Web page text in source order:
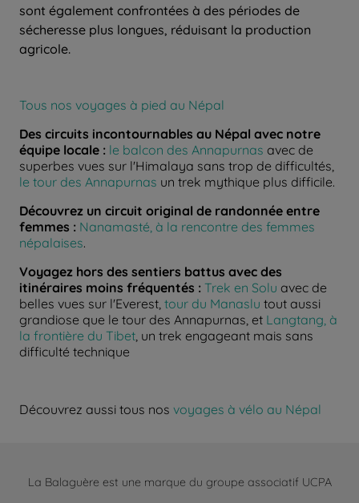
sont également confrontées à des périodes de
sécheresse plus longues, réduisant la production
agricole.
Tous nos voyages à pied au Népal
Des circuits incontournables au Népal avec notre
équipe locale : le balcon des Annapurnas avec de
superbes vues sur l'Himalaya sans trop de difficultés,
le tour des Annapurnas un trek mythique plus difficile.
Découvrez un circuit original de randonnée entre
femmes : Nanamasté, à la rencontre des femmes
népalaises.
Voyagez hors des sentiers battus avec des
itinéraires moins fréquentés : Trek en Solu avec de
belles vues sur l'Everest, tour du Manaslu tout aussi
grandiose que le tour des Annapurnas, et Langtang, à
la frontière du Tibet , un trek engageant mais sans
difficulté technique
Découvrez aussi tous nos voyages à vélo au Népal
La Balaguère est une marque du groupe associatif UCPA